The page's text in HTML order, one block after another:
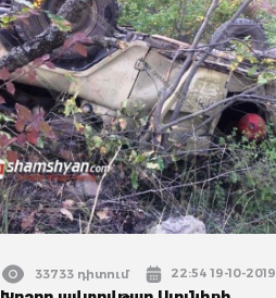
33733 դիտում 22:54 19-10-2019